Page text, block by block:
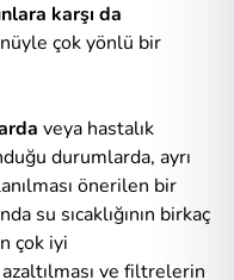
karşı da
çok yönlü bir
veya hastalık
durumlarda, ayrı
önerilen bir
su sıcaklığının birkaç
çok iyi
azaltılması ve filtrelerin